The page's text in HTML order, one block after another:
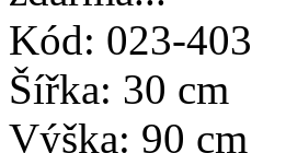
Kód: 023-403
Šířka: 30 cm
Výška: 90 cm